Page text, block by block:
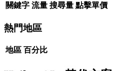
關鍵字 流量 搜尋量 點擊單價
熱門地區
地區 百分比